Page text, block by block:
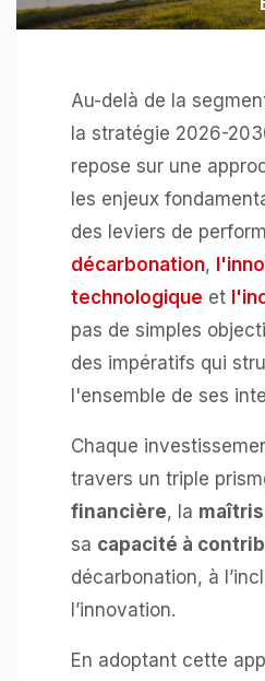
Au-delà de la
la stratégie 2026-
repose sur une
les enjeux
des leviers de
décarbonation,
technologique et
pas de simples
des impératifs qui
l'ensemble de ses
Chaque
travers un triple
financière, la
sa capacité à
décarbonation, à
l’innovation.
En adoptant cette